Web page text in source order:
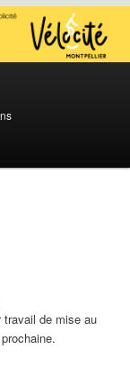
travail de mise au